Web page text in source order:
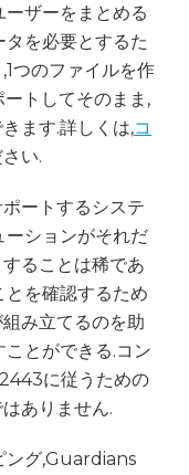
ーザーをまとめる
を必要とするた
つのファイルを作
トしてそのまま,
ます.詳しくは,コ
い.
ートするシステ
ーションがそれだ
ることは稀であ
とを確認するため
み立てるのを助
とができる.コン
に従うための
ありません.
ング,Guardians